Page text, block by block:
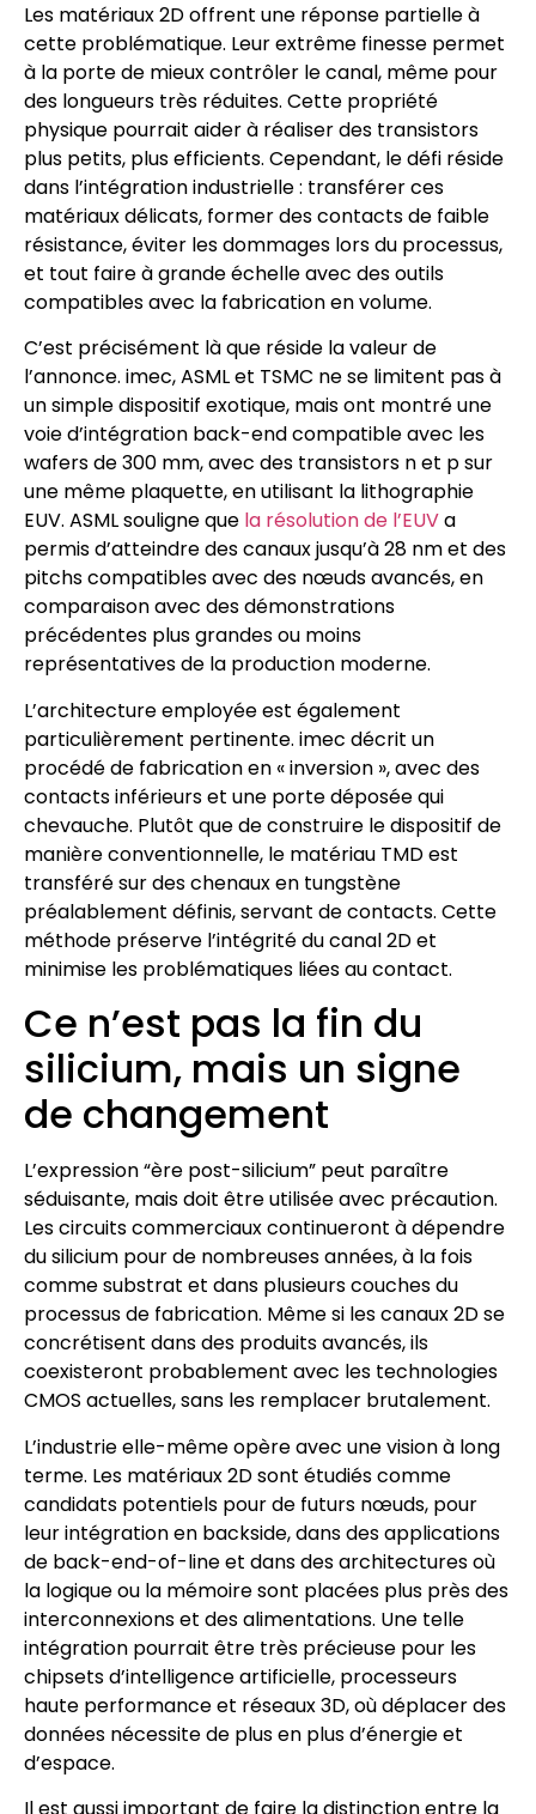
Les matériaux 2D offrent une réponse partielle à
cette problématique. Leur extrême finesse permet
à la porte de mieux contrôler le canal, même pour
des longueurs très réduites. Cette propriété
physique pourrait aider à réaliser des transistors
plus petits, plus efficients. Cependant, le défi réside
dans l’intégration industrielle : transférer ces
matériaux délicats, former des contacts de faible
résistance, éviter les dommages lors du processus,
et tout faire à grande échelle avec des outils
compatibles avec la fabrication en volume.
C’est précisément là que réside la valeur de
l’annonce. imec, ASML et TSMC ne se limitent pas à
un simple dispositif exotique, mais ont montré une
voie d’intégration back-end compatible avec les
wafers de 300 mm, avec des transistors n et p sur
une même plaquette, en utilisant la lithographie
EUV. ASML souligne que la résolution de l’EUVa
permis d’atteindre des canaux jusqu’à 28 nm et des
pitchs compatibles avec des nœuds avancés, en
comparaison avec des démonstrations
précédentes plus grandes ou moins
représentatives de la production moderne.
L’architecture employée est également
particulièrement pertinente. imec décrit un
procédé de fabrication en « inversion », avec des
contacts inférieurs et une porte déposée qui
chevauche. Plutôt que de construire le dispositif de
manière conventionnelle, le matériau TMD est
transféré sur des chenaux en tungstène
préalablement définis, servant de contacts. Cette
méthode préserve l’intégrité du canal 2D et
minimise les problématiques liées au contact.
Ce n’est pas la fin du
silicium, mais un signe
de changement
L’expression “ère post-silicium” peut paraître
séduisante, mais doit être utilisée avec précaution.
Les circuits commerciaux continueront à dépendre
du silicium pour de nombreuses années, à la fois
comme substrat et dans plusieurs couches du
processus de fabrication. Même si les canaux 2D se
concrétisent dans des produits avancés, ils
coexisteront probablement avec les technologies
CMOS actuelles, sans les remplacer brutalement.
L’industrie elle-même opère avec une vision à long
terme. Les matériaux 2D sont étudiés comme
candidats potentiels pour de futurs nœuds, pour
leur intégration en backside, dans des applications
de back-end-of-line et dans des architectures où
la logique ou la mémoire sont placées plus près des
interconnexions et des alimentations. Une telle
intégration pourrait être très précieuse pour les
chipsets d’intelligence artificielle, processeurs
haute performance et réseaux 3D, où déplacer des
données nécessite de plus en plus d’énergie et
d’espace.